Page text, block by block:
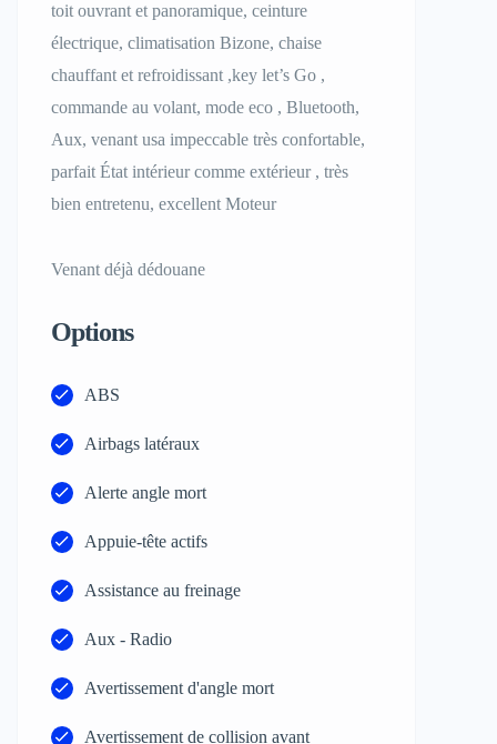
toit ouvrant et panoramique, ceinture
électrique, climatisation Bizone, chaise
chauffant et refroidissant ,key let’s Go ,
commande au volant, mode eco , Bluetooth,
Aux, venant usa impeccable très confortable,
parfait État intérieur comme extérieur , très
bien entretenu, excellent Moteur
Venant déjà dédouane
Options
ABS
Airbags latéraux
Alerte angle mort
Appuie-tête actifs
Assistance au freinage
Aux - Radio
Avertissement d'angle mort
Avertissement de collision avant